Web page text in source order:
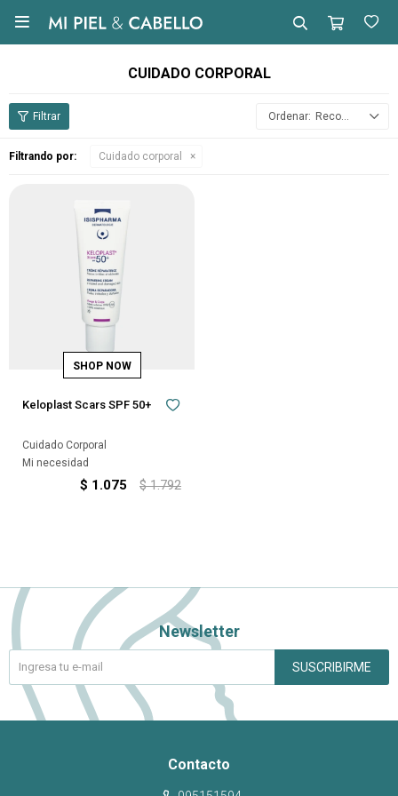

CUIDADO CORPORAL
Recomendados
Filtrando por: Cuidado corporal
Keloplast Scars SPF 50+
Cuidado Corporal
Mi necesidad
$ 1.075 $ 1.792
Contacto
Newsletter
SUSCRIBIRME